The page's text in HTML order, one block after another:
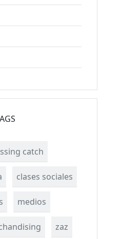
catch
clases sociales
medios
zaz